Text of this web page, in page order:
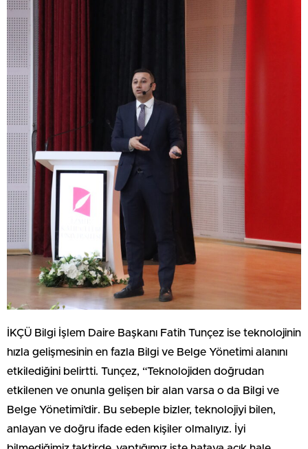
İKÇÜ Bilgi İşlem Daire Başkanı Fatih Tunçez ise teknolojinin
hızla gelişmesinin en fazla Bilgi ve Belge Yönetimi alanını
etkilediğini belirtti. Tunçez, “Teknolojiden doğrudan
etkilenen ve onunla gelişen bir alan varsa o da Bilgi ve
Belge Yönetimi’dir. Bu sebeple bizler, teknolojiyi bilen,
anlayan ve doğru ifade eden kişiler olmalıyız. İyi